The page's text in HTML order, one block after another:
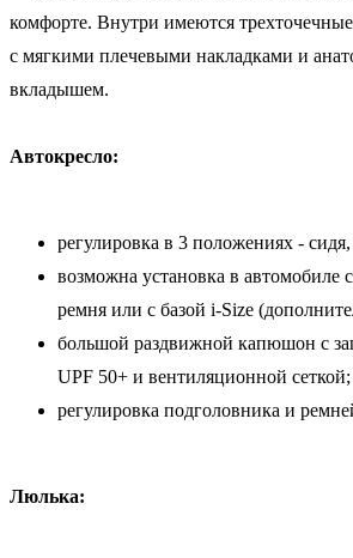
комфорте. Внутри имеются
с мягкими плечевыми накладками и
вкладышем.
Автокресло:
регулировка в 3 положениях -
возможна установка в
ремня или с базой i-Size
большой раздвижной капюшон с
UPF 50+ и вентиляционной сеткой;
регулировка подголовника и
Люлька: